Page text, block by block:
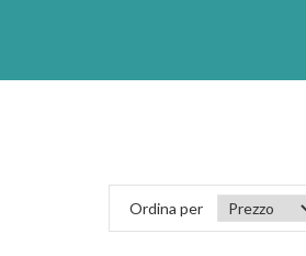
Ordina per